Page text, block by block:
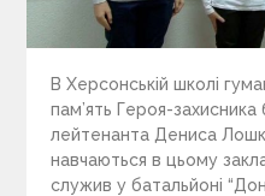
В Херсонській школі
пам’ять Героя-захисника
лейтенанта Дениса
навчаються в цьому
служив у батальйоні